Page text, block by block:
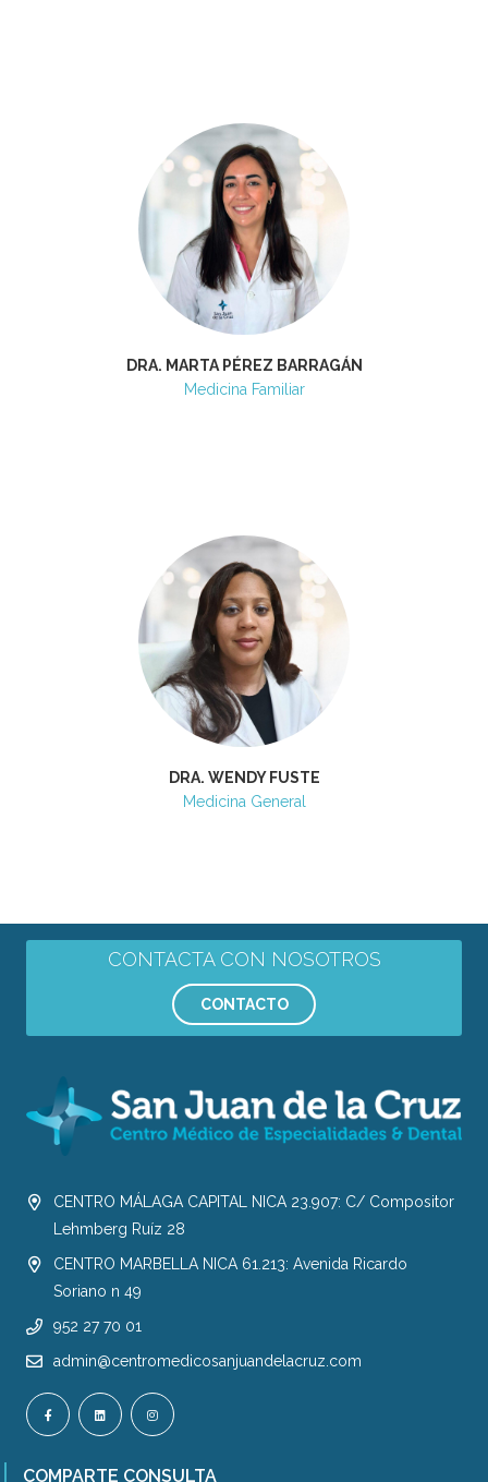
DRA. MARTA PÉREZ BARRAGÁN
Medicina Familiar
DRA. WENDY FUSTE
Medicina General
CONTACTA CON NOSOTROS
CONTACTO
CENTRO MÁLAGA CAPITAL NICA 23.907: C/ Compositor
Lehmberg Ruíz 28
CENTRO MARBELLA NICA 61.213: Avenida Ricardo
Soriano n 49
952 27 70 01
admin@centromedicosanjuandelacruz.com
COMPARTE CONSULTA